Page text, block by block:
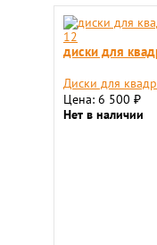
диски для
Диски для
Цена: 6 500 ₽
Нет в наличии